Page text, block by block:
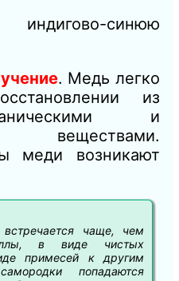
синюю
. Медь легко
из
и
веществами.
меди возникают
чаще, чем
в виде чистых
примесей к другим
попадаются